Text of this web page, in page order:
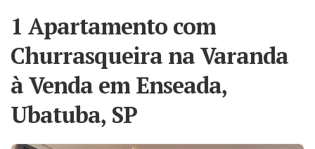
1 Apartamento com
Churrasqueira na Varanda
à Venda em Enseada,
Ubatuba, SP